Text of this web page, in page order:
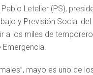
Letelier (PS),
y Previsión Social
a los miles de
Emergencia.
mayo es uno de